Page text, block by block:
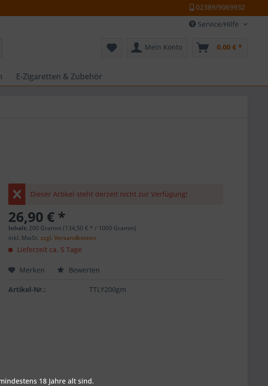
02389/9069932
Service/Hilfe
Mein Konto 0,00 € *
E-Zigaretten & Zubehör
Dieser Artikel steht derzeit nicht zur Verfügung!
26,90 € *
Inhalt: 200 Gramm (134,50 € * / 1000 Gramm)
inkl. MwSt.zzgl. Versandkosten
Lieferzeit ca. 5 Tage
Merken Bewerten
Artikel-Nr.: TTLY200gm
18 Jahre alt sind.